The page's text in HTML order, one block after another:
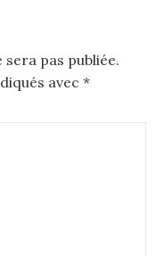
pas publiée.
avec *